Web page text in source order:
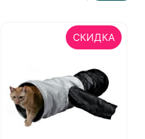
СКИДКА